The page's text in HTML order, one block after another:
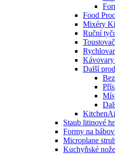
Food
Mixéry
Ruční
Další
Staub litinové
Formy na
Microplane
Kuchyňské nože